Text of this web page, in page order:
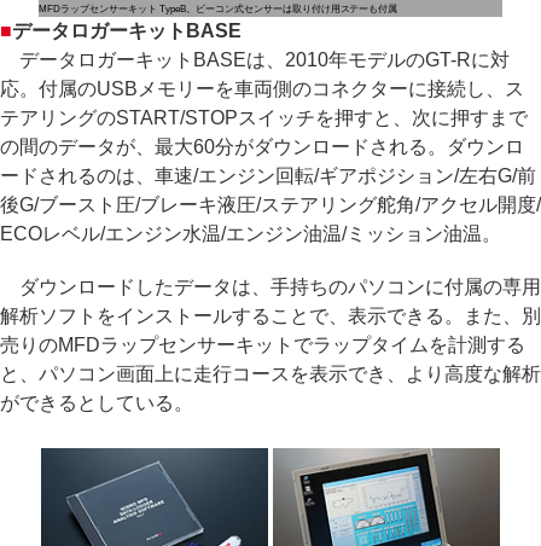
MFDラップセンサーキット TypeB。ビーコン式センサーは取り付け用ステーも付属
■データロガーキットBASE
データロガーキットBASEは、2010年モデルのGT-Rに対
応。付属のUSBメモリーを車両側のコネクターに接続し、ス
テアリングのSTART/STOPスイッチを押すと、次に押すまで
の間のデータが、最大60分がダウンロードされる。ダウンロ
ードされるのは、車速/エンジン回転/ギアポジション/左右G/前
後G/ブースト圧/ブレーキ液圧/ステアリング舵角/アクセル開度/
ECOレベル/エンジン水温/エンジン油温/ミッション油温。
ダウンロードしたデータは、手持ちのパソコンに付属の専用
解析ソフトをインストールすることで、表示できる。また、別
売りのMFDラップセンサーキットでラップタイムを計測する
と、パソコン画面上に走行コースを表示でき、より高度な解析
ができるとしている。